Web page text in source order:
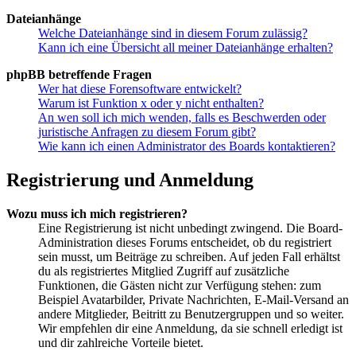
Dateianhänge
Welche Dateianhänge sind in diesem Forum zulässig?
Kann ich eine Übersicht all meiner Dateianhänge erhalten?
phpBB betreffende Fragen
Wer hat diese Forensoftware entwickelt?
Warum ist Funktion x oder y nicht enthalten?
An wen soll ich mich wenden, falls es Beschwerden oder
juristische Anfragen zu diesem Forum gibt?
Wie kann ich einen Administrator des Boards kontaktieren?
Registrierung und Anmeldung
Wozu muss ich mich registrieren?
Eine Registrierung ist nicht unbedingt zwingend. Die Board-
Administration dieses Forums entscheidet, ob du registriert
sein musst, um Beiträge zu schreiben. Auf jeden Fall erhältst
du als registriertes Mitglied Zugriff auf zusätzliche
Funktionen, die Gästen nicht zur Verfügung stehen: zum
Beispiel Avatarbilder, Private Nachrichten, E-Mail-Versand an
andere Mitglieder, Beitritt zu Benutzergruppen und so weiter.
Wir empfehlen dir eine Anmeldung, da sie schnell erledigt ist
und dir zahlreiche Vorteile bietet.